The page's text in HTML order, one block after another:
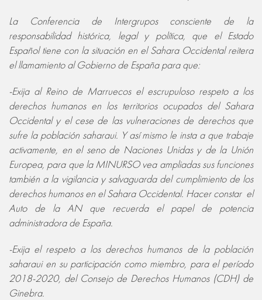
La Conferencia de Intergrupos consciente de la
responsabilidad histórica, legal y política, que el Estado
Español tiene con la situación en el Sahara Occidental reitera
el llamamiento al Gobierno de España para que:
-Exija al Reino de Marruecos el escrupuloso respeto a los
derechos humanos en los territorios ocupados del Sahara
Occidental y el cese de las vulneraciones de derechos que
sufre la población saharaui. Y así mismo le insta a que trabaje
activamente, en el seno de Naciones Unidas y de la Unión
Europea, para que la MINURSO vea ampliadas sus funciones
también a la vigilancia y salvaguarda del cumplimiento de los
derechos humanos en el Sahara Occidental. Hacer constar el
Auto de la AN que recuerda el papel de potencia
administradora de España.
-Exija el respeto a los derechos humanos de la población
saharaui en su participación como miembro, para el período
2018-2020, del Consejo de Derechos Humanos (CDH) de
Ginebra.